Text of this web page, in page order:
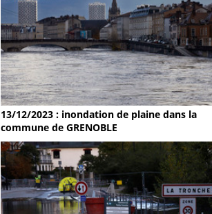
13/12/2023 : inondation de plaine dans la
commune de GRENOBLE